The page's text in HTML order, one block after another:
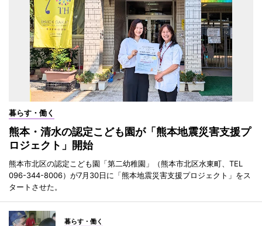
暮らす・働く
熊本・清水の認定こども園が「熊本地震災害支援プ
ロジェクト」開始
熊本市北区の認定こども園「第二幼稚園」（熊本市北区水東町、TEL
096-344-8006）が7月30日に「熊本地震災害支援プロジェクト」をス
タートさせた。
暮らす・働く